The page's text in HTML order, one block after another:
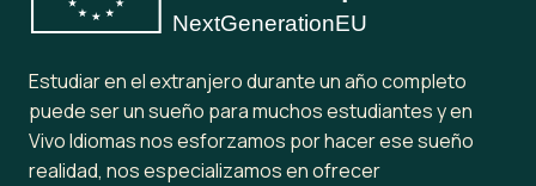
Estudiar en el extranjero durante un año completo
puede ser un sueño para muchos estudiantes y en
Vivo Idiomas nos esforzamos por hacer ese sueño
realidad, nos especializamos en ofrecer